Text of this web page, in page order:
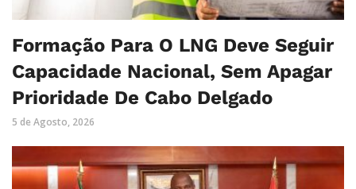
Formação Para O LNG Deve Seguir
Capacidade Nacional, Sem Apagar
Prioridade De Cabo Delgado
5 de Agosto, 2026